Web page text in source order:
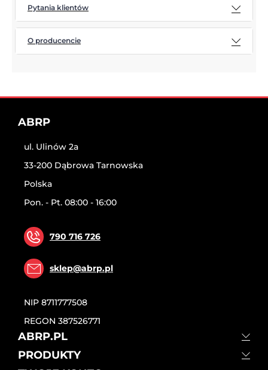
Pytania klientów
O producencie
ABRP
ul. Ulinów 2a
33-200 Dąbrowa Tarnowska
Polska
Pon. - Pt. 08:00 - 16:00
790 716 726
sklep@abrp.pl
NIP 8711777508
REGON 387526771
ABRP.PL
PRODUKTY